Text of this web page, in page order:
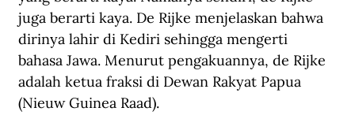
juga berarti kaya. De Rijke menjelaskan bahwa
dirinya lahir di Kediri sehingga mengerti
bahasa Jawa. Menurut pengakuannya, de Rijke
adalah ketua fraksi di Dewan Rakyat Papua
(Nieuw Guinea Raad).